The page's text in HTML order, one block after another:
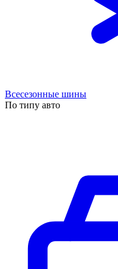
Всесезонные шины
По типу авто